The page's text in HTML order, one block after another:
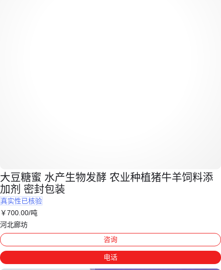
大豆糖蜜 水产生物发酵 农业种植猪牛羊饲料添
加剂 密封包装
真实性已核验
￥700.00/吨
河北廊坊
咨询
电话